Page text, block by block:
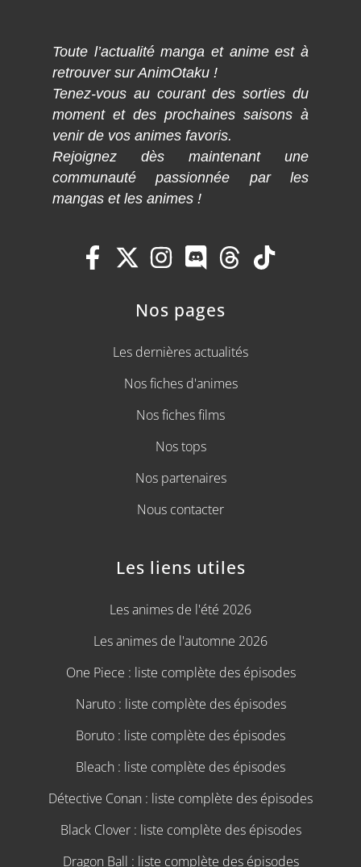
Toute l’actualité manga et anime est à
retrouver sur AnimOtaku !
Tenez-vous au courant des sorties du
moment et des prochaines saisons à
venir de vos animes favoris.
Rejoignez dès maintenant une
communauté passionnée par les
mangas et les animes !
Nos pages
Les dernières actualités
Nos fiches d'animes
Nos fiches films
Nos tops
Nos partenaires
Nous contacter
Les liens utiles
Les animes de l'été 2026
Les animes de l'automne 2026
One Piece : liste complète des épisodes
Naruto : liste complète des épisodes
Boruto : liste complète des épisodes
Bleach : liste complète des épisodes
Détective Conan : liste complète des épisodes
Black Clover : liste complète des épisodes
Dragon Ball : liste complète des épisodes